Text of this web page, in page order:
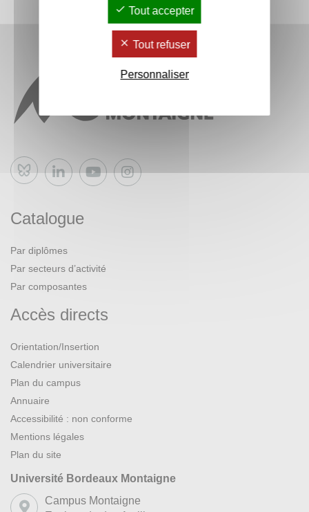
Bluesky
Catalogue
Par diplômes
Par secteurs d’activité
Par composantes
Accès directs
Orientation/Insertion
Calendrier universitaire
Plan du campus
Annuaire
Accessibilité : non conforme
Mentions légales
Plan du site
Université Bordeaux Montaigne
Campus Montaigne
Tout accepter
Tout refuser
Personnaliser